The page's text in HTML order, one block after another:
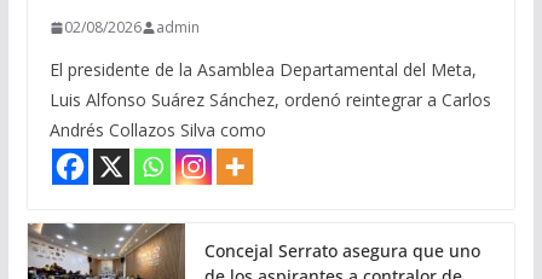
02/08/2026 admin
El presidente de la Asamblea Departamental del Meta,
Luis Alfonso Suárez Sánchez, ordenó reintegrar a Carlos
Andrés Collazos Silva como
Concejal Serrato asegura que uno